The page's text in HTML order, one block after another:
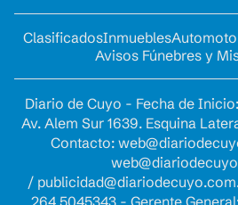
ClasificadosInmuebles
Avisos Fúnebres y
Diario de Cuyo - Fecha de
Av. Alem Sur 1639. Esquina
Contacto:
/
264 5045343 - Gerente